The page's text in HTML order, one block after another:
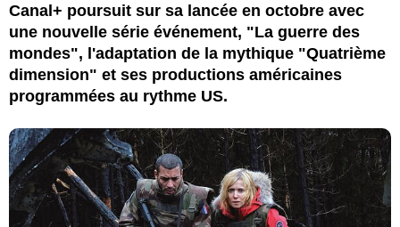
Canal+ poursuit sur sa lancée en octobre avec
une nouvelle série événement, "La guerre des
mondes", l'adaptation de la mythique "Quatrième
dimension" et ses productions américaines
programmées au rythme US.